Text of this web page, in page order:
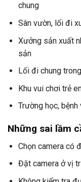
chung
Sân vườn, lối đi
Xưởng sản xuất
sản
Lối đi chung
Khu vui chơi trẻ
Trường học,
Những sai lầm
Chọn camera có
Đặt camera ở vị